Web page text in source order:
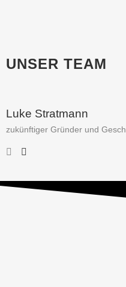
UNSER TEAM
Luke Stratmann
zukünftiger Gründer und